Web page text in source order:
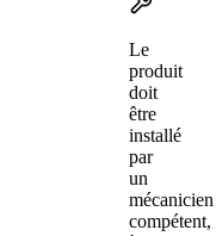
Le
produit
doit
être
installé
par
un
mécanicien
compétent,